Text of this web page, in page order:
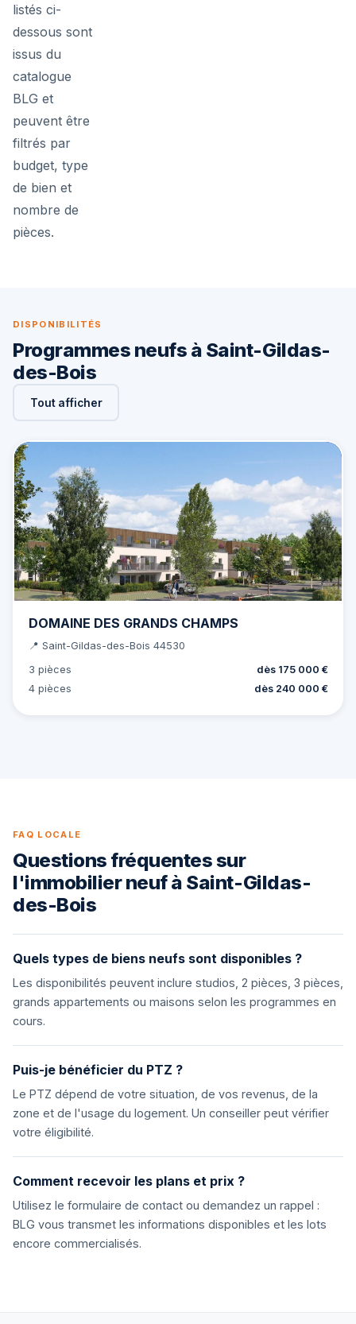
listés ci-
dessous sont
issus du
catalogue
BLG et
peuvent être
filtrés par
budget, type
de bien et
nombre de
pièces.
DISPONIBILITÉS
Programmes neufs à Saint-Gildas-
des-Bois
Tout afficher
DOMAINE DES GRANDS CHAMPS
📍 Saint-Gildas-des-Bois 44530
3 pièces
dès 175 000 €
4 pièces
dès 240 000 €
FAQ LOCALE
Questions fréquentes sur
l'immobilier neuf à Saint-Gildas-
des-Bois
Quels types de biens neufs sont disponibles ?
Les disponibilités peuvent inclure studios, 2 pièces, 3 pièces,
grands appartements ou maisons selon les programmes en
cours.
Puis-je bénéficier du PTZ ?
Le PTZ dépend de votre situation, de vos revenus, de la
zone et de l'usage du logement. Un conseiller peut vérifier
votre éligibilité.
Comment recevoir les plans et prix ?
Utilisez le formulaire de contact ou demandez un rappel :
BLG vous transmet les informations disponibles et les lots
encore commercialisés.